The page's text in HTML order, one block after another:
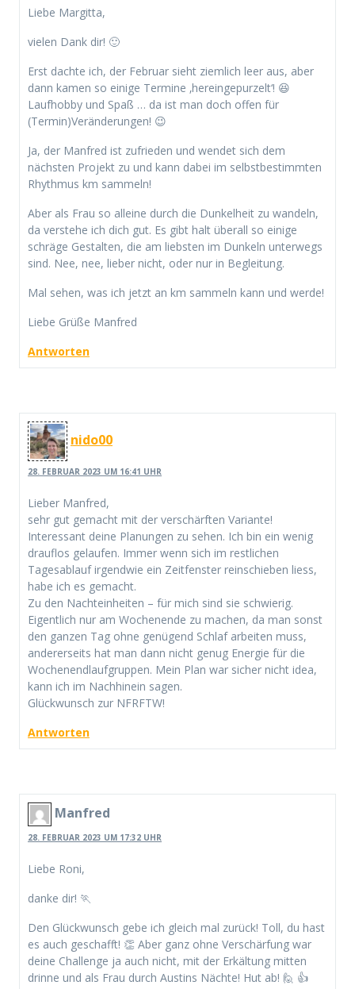
Liebe Margitta,
vielen Dank dir! 🙂
Erst dachte ich, der Februar sieht ziemlich leer aus, aber
dann kamen so einige Termine ‚hereingepurzelt‘! 😆
Laufhobby und Spaß … da ist man doch offen für
(Termin)Veränderungen! 😉
Ja, der Manfred ist zufrieden und wendet sich dem
nächsten Projekt zu und kann dabei im selbstbestimmten
Rhythmus km sammeln!
Aber als Frau so alleine durch die Dunkelheit zu wandeln,
da verstehe ich dich gut. Es gibt halt überall so einige
schräge Gestalten, die am liebsten im Dunkeln unterwegs
sind. Nee, nee, lieber nicht, oder nur in Begleitung.
Mal sehen, was ich jetzt an km sammeln kann und werde!
Liebe Grüße Manfred
Antworten
nido00
28. FEBRUAR 2023 UM 16:41 UHR
Lieber Manfred,
sehr gut gemacht mit der verschärften Variante!
Interessant deine Planungen zu sehen. Ich bin ein wenig
drauflos gelaufen. Immer wenn sich im restlichen
Tagesablauf irgendwie ein Zeitfenster reinschieben liess,
habe ich es gemacht.
Zu den Nachteinheiten – für mich sind sie schwierig.
Eigentlich nur am Wochenende zu machen, da man sonst
den ganzen Tag ohne genügend Schlaf arbeiten muss,
andererseits hat man dann nicht genug Energie für die
Wochenendlaufgruppen. Mein Plan war sicher nicht idea,
kann ich im Nachhinein sagen.
Glückwunsch zur NFRFTW!
Antworten
Manfred
28. FEBRUAR 2023 UM 17:32 UHR
Liebe Roni,
danke dir! 🏃
Den Glückwunsch gebe ich gleich mal zurück! Toll, du hast
es auch geschafft! 👏 Aber ganz ohne Verschärfung war
deine Challenge ja auch nicht, mit der Erkältung mitten
drinne und als Frau durch Austins Nächte! Hut ab! 🙋 👍